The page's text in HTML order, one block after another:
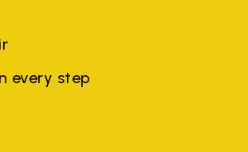
every step